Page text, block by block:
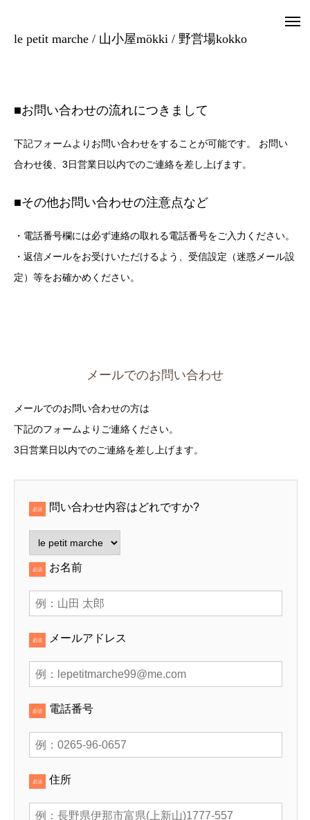
le petit marche / 山小屋mökki / 野営場kokko
■お問い合わせの流れにつきまして
下記フォームよりお問い合わせをすることが可能です。 お問い
合わせ後、3日営業日以内でのご連絡を差し上げます。
■その他お問い合わせの注意点など
・電話番号欄には必ず連絡の取れる電話番号をご入力ください。
・返信メールをお受けいただけるよう、受信設定（迷惑メール設
定）等をお確かめください。
メールでのお問い合わせ
メールでのお問い合わせの方は
下記のフォームよりご連絡ください。
3日営業日以内でのご連絡を差し上げます。
必須 問い合わせ内容はどれですか?
必須 お名前
必須 メールアドレス
必須 電話番号
必須 住所